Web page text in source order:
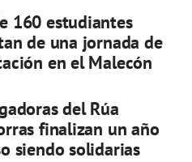
160 estudiantes
de una jornada de
en el Malecón
del Rúa
finalizan un año
siendo solidarias